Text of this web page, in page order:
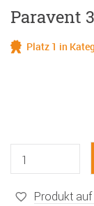
Paravent
Platz 1 in
Produkt